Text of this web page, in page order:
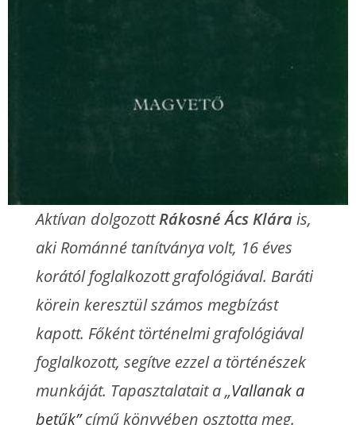
Aktívan dolgozottRákosné Ács Klára is,
aki Románné tanítványa volt, 16 éves
korától foglalkozott grafológiával. Baráti
körein keresztül számos megbízást
kapott. Főként történelmi grafológiával
foglalkozott, segítve ezzel a történészek
munkáját. Tapasztalatait a „Vallanak a
betűk”című könyvében osztotta meg.